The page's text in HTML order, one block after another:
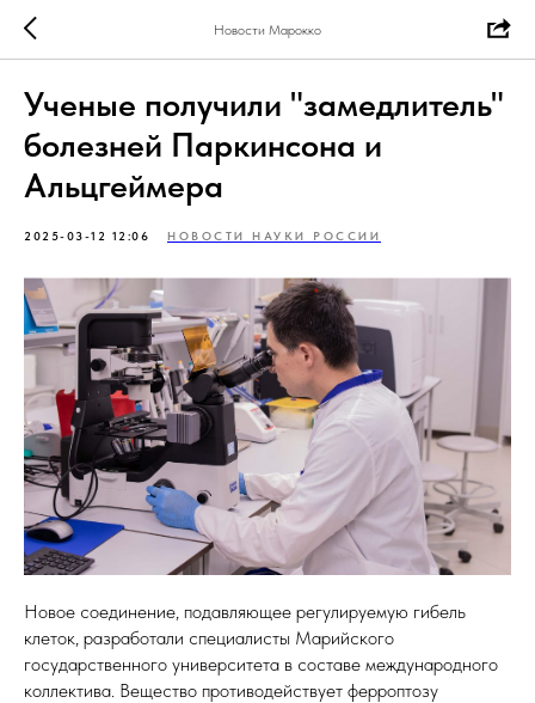
Новости Марокко
Ученые получили "замедлитель"
болезней Паркинсона и
Альцгеймера
2025-03-12 12:06 НОВОСТИ НАУКИ РОССИИ
Новое соединение, подавляющее регулируемую гибель
клеток, разработали специалисты Марийского
государственного университета в составе международного
коллектива. Вещество противодействует ферроптозу